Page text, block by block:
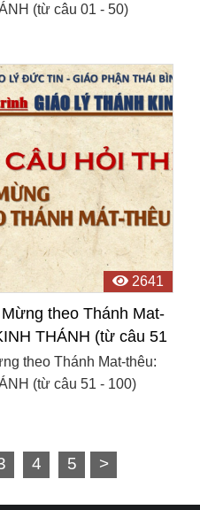
(từ câu 01 - 50)
2641
theo Thánh Mat-
THÁNH (từ câu 51
theo Thánh Mat-thêu:
(từ câu 51 - 100)
4 5 >